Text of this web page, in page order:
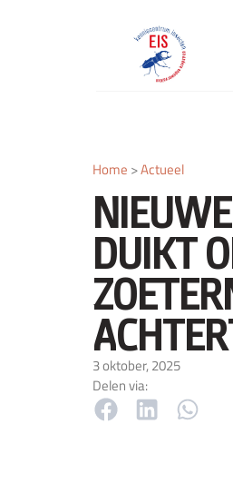
Home >Actueel
DUIKT
3 oktober, 2025
Delen via: